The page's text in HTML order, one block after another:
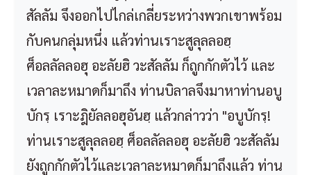
สัลลัม จึงออกไปไกล่เกลี่ยระหว่างพวกเขาพร้อม
กับคนกลุ่มหนึ่ง แล้วท่านเราะสูลุลลอฮฺ
ศ็อลลัลลอฮุ อะลัยฮิ วะสัลลัม ก็ถูกกักตัวไว้ และ
เวลาละหมาดก็มาถึง ท่านบิลาลจึงมาหาท่านอบู
บักรฺ เราะฎิยัลลอฮุอันฮฺ แล้วกล่าวว่า "อบูบักรฺ!
ท่านเราะสูลุลลอฮฺ ศ็อลลัลลอฮุ อะลัยฮิ วะสัลลัม
ยังถูกกักตัวไว้และเวลาละหมาดก็มาถึงแล้ว ท่าน